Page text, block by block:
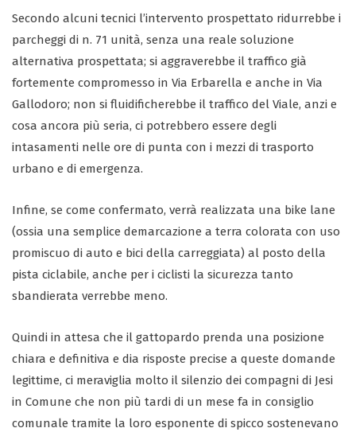
Secondo alcuni tecnici l’intervento prospettato ridurrebbe i
parcheggi di n. 71 unità, senza una reale soluzione
alternativa prospettata; si aggraverebbe il traffico già
fortemente compromesso in Via Erbarella e anche in Via
Gallodoro; non si fluidificherebbe il traffico del Viale, anzi e
cosa ancora più seria, ci potrebbero essere degli
intasamenti nelle ore di punta con i mezzi di trasporto
urbano e di emergenza.
Infine, se come confermato, verrà realizzata una bike lane
(ossia una semplice demarcazione a terra colorata con uso
promiscuo di auto e bici della carreggiata) al posto della
pista ciclabile, anche per i ciclisti la sicurezza tanto
sbandierata verrebbe meno.
Quindi in attesa che il gattopardo prenda una posizione
chiara e definitiva e dia risposte precise a queste domande
legittime, ci meraviglia molto il silenzio dei compagni di Jesi
in Comune che non più tardi di un mese fa in consiglio
comunale tramite la loro esponente di spicco sostenevano